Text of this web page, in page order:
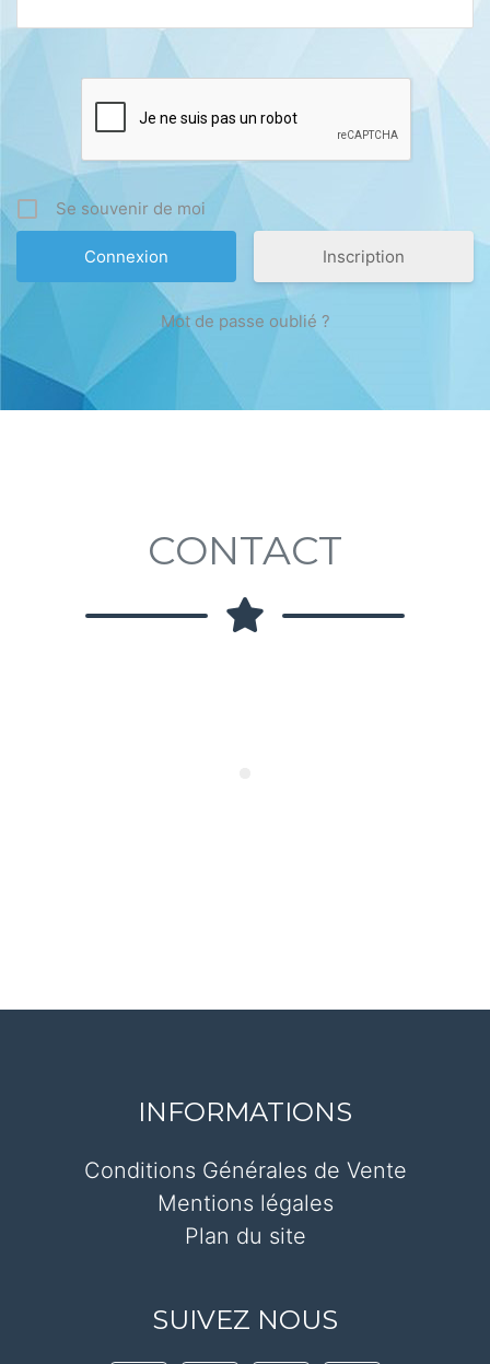
Se souvenir de moi
Inscription
Mot de passe oublié ?
CONTACT
INFORMATIONS
Conditions Générales de Vente
Mentions légales
Plan du site
SUIVEZ NOUS